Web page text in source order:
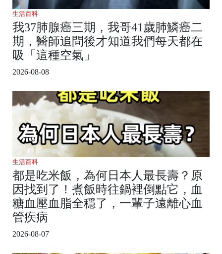
生活百科
我37肺腺癌三期，我哥41歲肺鱗癌二
期，醫師追問後才知道我們每天都在
吸「這種空氣」
2026-08-08
生活百科
都是吃米飯，為何日本人最長壽？原
因找到了！煮飯時往鍋裡倒點它，血
糖血壓血脂全穩了，一輩子遠離心血
管疾病
2026-08-07